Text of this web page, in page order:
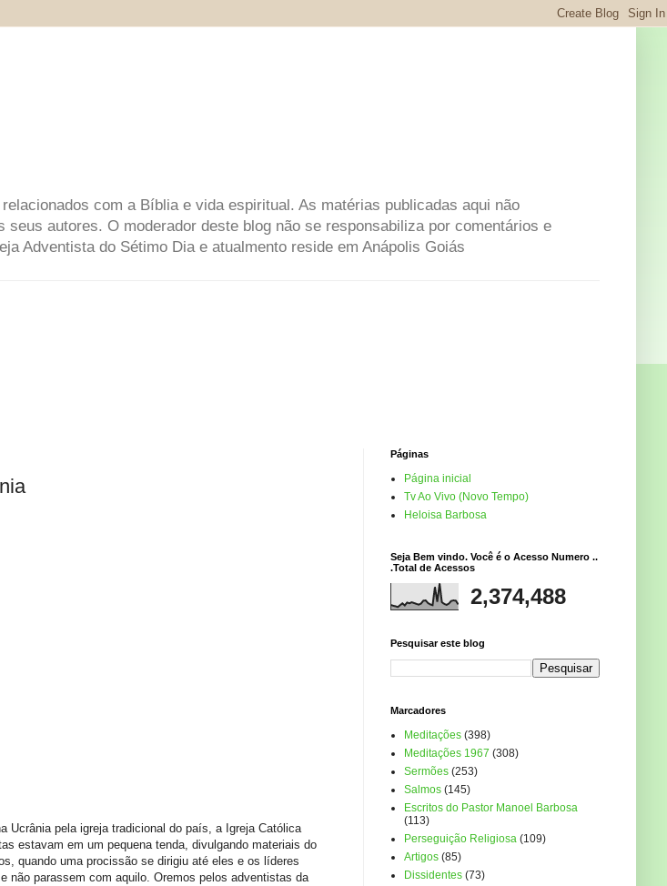
com a Bíblia e vida espiritual. As matérias publicadas aqui não
autores. O moderador deste blog não se responsabiliza por comentários e
Adventista do Sétimo Dia e atualmento reside em Anápolis Goiás
Ucrânia pela igreja tradicional do país, a Igreja Católica
estavam em um pequena tenda, divulgando materiais do
quando uma procissão se dirigiu até eles e os líderes
não parassem com aquilo. Oremos pelos adventistas da
Páginas
Página inicial
Tv Ao Vivo (Novo Tempo)
Heloisa Barbosa
Seja Bem vindo. Você é o Acesso Numero ..
.Total de Acessos
2,374,488
Pesquisar este blog
Marcadores
Meditações (398)
Meditações 1967 (308)
Sermões (253)
Salmos (145)
Escritos do Pastor Manoel Barbosa
(113)
Perseguição Religiosa (109)
Artigos (85)
Dissidentes (73)